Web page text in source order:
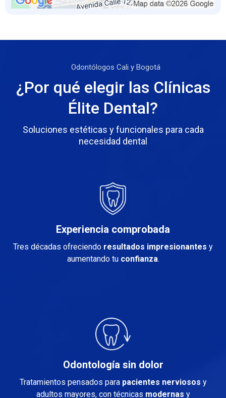
Odontólogos Cali y Bogotá
¿Por qué elegir las Clínicas
Élite Dental?
Soluciones estéticas y funcionales para cada
necesidad dental
Experiencia comprobada
Tres décadas ofreciendo resultados impresionantes y
aumentando tu confianza.
Odontología sin dolor
Tratamientos pensados para pacientes nerviosos y
adultos mayores, con técnicas modernas y